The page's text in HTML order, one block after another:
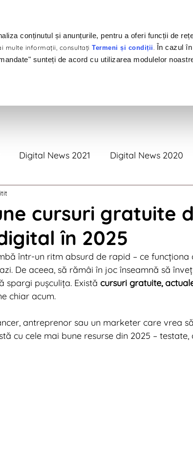
conținutul și anunțurile, pentru a oferi funcții de
multe informaţii, consultaţiTermeni și condiții . În cazul
sunteți de acord cu utilizarea modulelor
Digital News 2021 Digital News 2020
2013 Digital News 2012
2009 Digital News 2024 Marketing
cursuri gratuite
în 2025
într-un ritm absurd de rapid – ce
De aceea, să rămâi în joc înseamnă să
spargi pușculița. Există cursuri gratuite,
chiar acum.
antreprenor sau un marketer care vrea
cu cele mai bune resurse din 2025 –